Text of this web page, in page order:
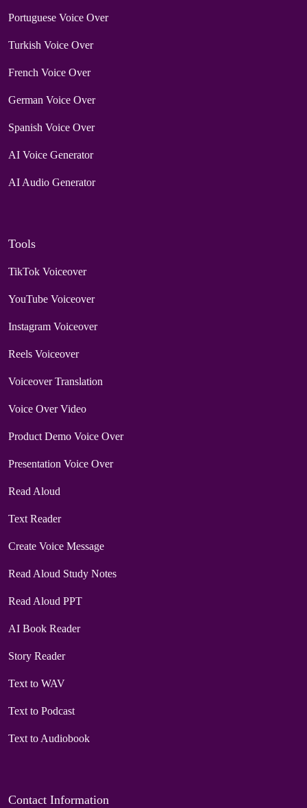
Portuguese Voice Over
Turkish Voice Over
French Voice Over
German Voice Over
Spanish Voice Over
AI Voice Generator
AI Audio Generator
Tools
TikTok Voiceover
YouTube Voiceover
Instagram Voiceover
Reels Voiceover
Voiceover Translation
Voice Over Video
Product Demo Voice Over
Presentation Voice Over
Read Aloud
Text Reader
Create Voice Message
Read Aloud Study Notes
Read Aloud PPT
AI Book Reader
Story Reader
Text to WAV
Text to Podcast
Text to Audiobook
Contact Information